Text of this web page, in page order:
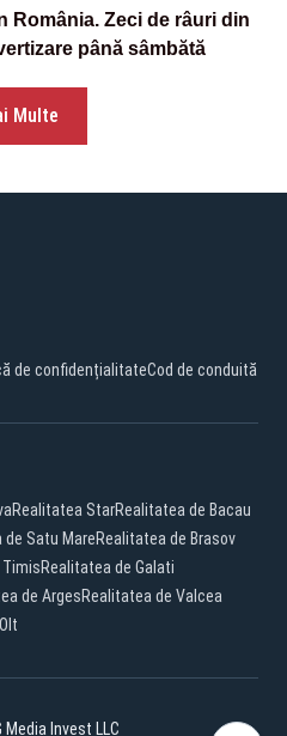
România. Zeci de râuri din
până sâmbătă
Multe
de confidențialitateCod de conduită
Realitatea StarRealitatea de Bacau
de Satu MareRealitatea de Brasov
Realitatea de Galati
de ArgesRealitatea de Valcea
Invest LLC